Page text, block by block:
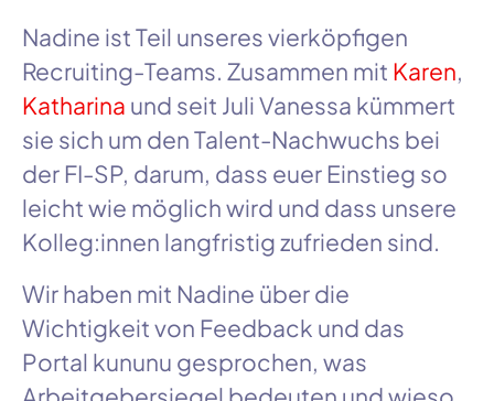
Nadine ist Teil unseres vierköpfigen
Recruiting-Teams. Zusammen mit Karen,
Katharina und seit JuliVanessa kümmert
sie sich um denTalent-Nachwuchs bei
derFI-SP, darum, dass euer Einstieg so
leicht wie möglich wird und dass unsere
Kolleg:innen langfristig zufrieden sind.
Wir haben mit Nadine über die
Wichtigkeit von Feedback und das
Portal kununu gesprochen, was